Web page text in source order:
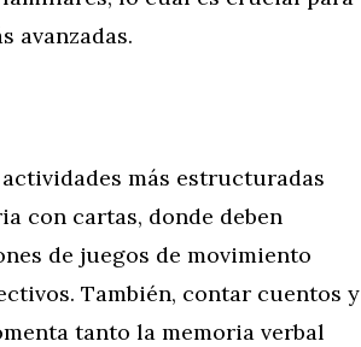
avanzadas.
más estructuradas
con cartas, donde deben
de juegos de movimiento
También, contar cuentos y
tanto la memoria verbal